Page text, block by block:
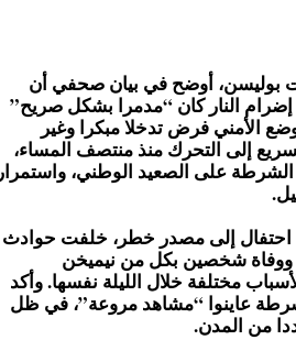
بوليسن، أوضح في بيان صحفي أن
إضرام النار كان “مدمرا بشكل صريح”
الأمني فرض تدخلا مبكرا وغير
إلى التحرك منذ منتصف المساء،
على الصعيد الوطني، واستمرار
احتفال إلى مصدر خطر، خلفت حوادث
ووفاة شخصين بكل من نيميخن
مختلفة خلال الليلة نفسها. وأكد
عاينوا “مشاهد مروعة”، في ظل
من المدن.